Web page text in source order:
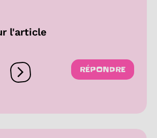
l'article
Ouvrir les réactions
RÉPONDRE